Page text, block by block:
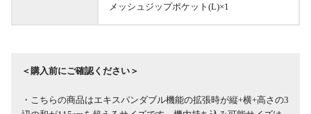
メッシュジップポケット(L)×1
＜購入前にご確認ください＞
・こちらの商品はエキスパンダブル機能の拡張時が縦+横+高さの3